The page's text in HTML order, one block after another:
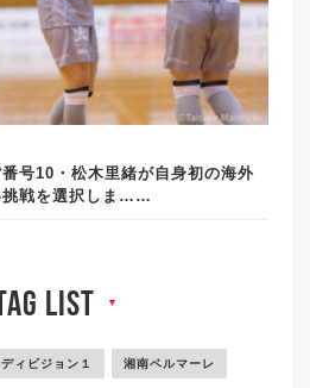
号10・松木里緒が自身初の海外
挑戦を選択しま……
list ▼
ィビジョン１ 湘南ベルマーレ